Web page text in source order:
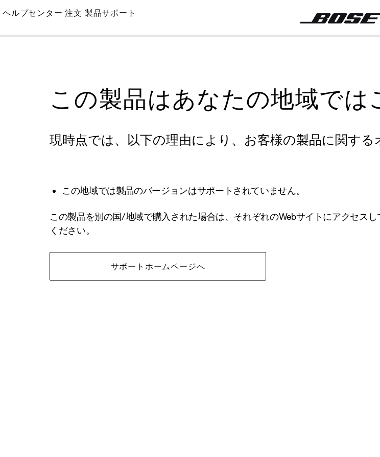
Skip
Main
ヘルプセンター 注文 製品サポート
この製品はあなたの地域で
現時点では、以下の理由により、お客様の製品に関す
この地域では製品のバージョンはサポートされていません。
この製品を別の国/地域で購入された場合は、それぞれのWebサイトにアクセス
ください。
サポートホームページへ